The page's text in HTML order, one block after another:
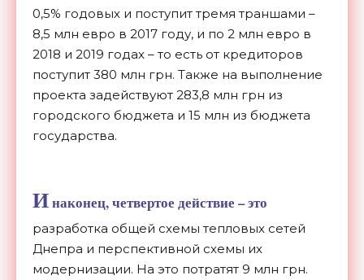
0,5% годовых и поступит тремя траншами –
8,5 млн евро в 2017 году, и по 2 млн евро в
2018 и 2019 годах – то есть от кредиторов
поступит 380 млн грн. Также на выполнение
проекта задействуют 283,8 млн грн из
городского бюджета и 15 млн из бюджета
государства.
Инаконец, четвертое действие – это
разработка общей схемы тепловых сетей
Днепра и перспективной схемы их
модернизации. На это потратят 9 млн грн.